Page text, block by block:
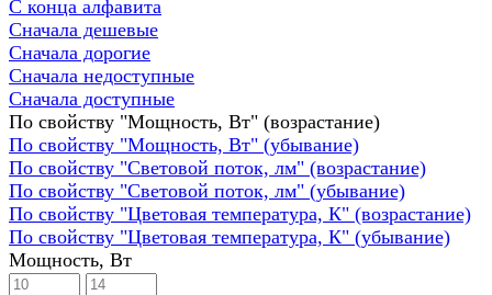
С конца алфавита
Сначала дешевые
Сначала дорогие
Сначала недоступные
Сначала доступные
По свойству "Мощность, Вт" (возрастание)
По свойству "Мощность, Вт" (убывание)
По свойству "Световой поток, лм" (возрастание)
По свойству "Световой поток, лм" (убывание)
По свойству "Цветовая температура, К" (возрастание)
По свойству "Цветовая температура, К" (убывание)
Мощность, Вт